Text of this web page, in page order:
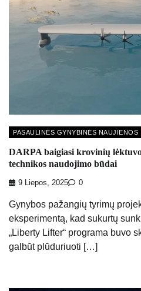
PASAULINĖS GYNYBINĖS NAUJIENOS
DARPA baigiasi krovinių
technikos naudojimo būdai
9 Liepos, 2025 0
Gynybos pažangių tyrimų
eksperimentą, kad sukurtų
„Liberty Lifter“ programa buvo
galbūt plūduriuoti […]